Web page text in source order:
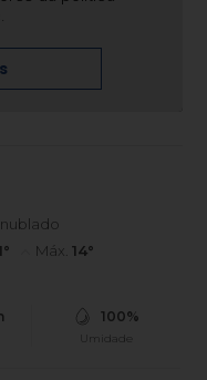
Máx. 14°
100%
Umidade